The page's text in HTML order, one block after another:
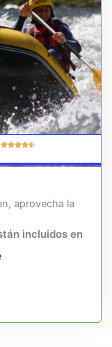
aprovecha la
incluidos en